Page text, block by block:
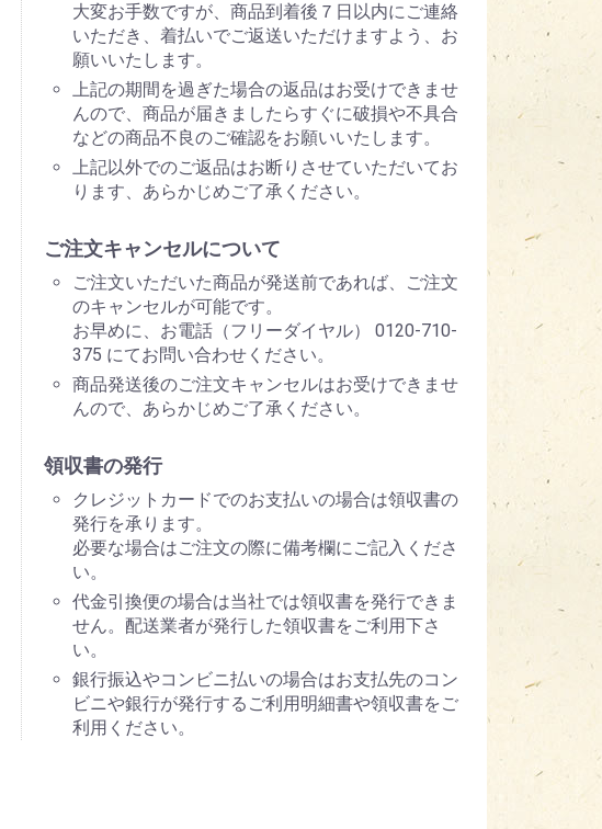
大変お手数ですが、商品到着後７日以内にご連絡
いただき、着払いでご返送いただけますよう、お
願いいたします。
上記の期間を過ぎた場合の返品はお受けできませ
んので、商品が届きましたらすぐに破損や不具合
などの商品不良のご確認をお願いいたします。
上記以外でのご返品はお断りさせていただいてお
ります、あらかじめご了承ください。
ご注文キャンセルについて
ご注文いただいた商品が発送前であれば、ご注文
のキャンセルが可能です。
お早めに、お電話（フリーダイヤル） 0120-710-
375 にてお問い合わせください。
商品発送後のご注文キャンセルはお受けできませ
んので、あらかじめご了承ください。
領収書の発行
クレジットカードでのお支払いの場合は領収書の
発行を承ります。
必要な場合はご注文の際に備考欄にご記入くださ
い。
代金引換便の場合は当社では領収書を発行できま
せん。配送業者が発行した領収書をご利用下さ
い。
銀行振込やコンビニ払いの場合はお支払先のコン
ビニや銀行が発行するご利用明細書や領収書をご
利用ください。